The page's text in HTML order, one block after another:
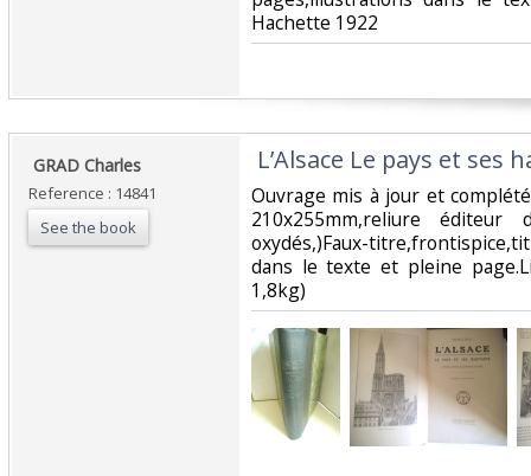
Hachette 1922 ‎
‎ GRAD Charles‎
Reference : 14841
See the book
L’Alsace Le pays et ses
‎Ouvrage mis à jour et
210x255mm,reliure éditeur
oxydés,)Faux-
dans le texte et pleine
1,8kg) ‎